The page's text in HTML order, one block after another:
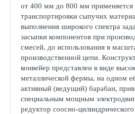
от 400 мм до 800 мм применяется
транспортировки сыпучих
выполнения широкого спектра
засыпки компонентов при
смесей, до использования в
производственной цепи.
конвейер представлен в виде
металлической фермы, на одном
активный (ведущий) барабан,
специальным мощным
редуктор соосно-